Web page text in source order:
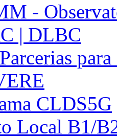
-
| DLBC
CLDS5G
Local B1/